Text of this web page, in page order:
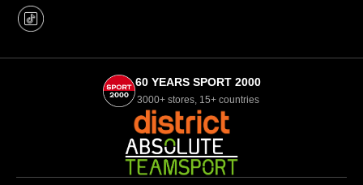
60 YEARS SPORT 2000
3000+ stores, 15+ countries